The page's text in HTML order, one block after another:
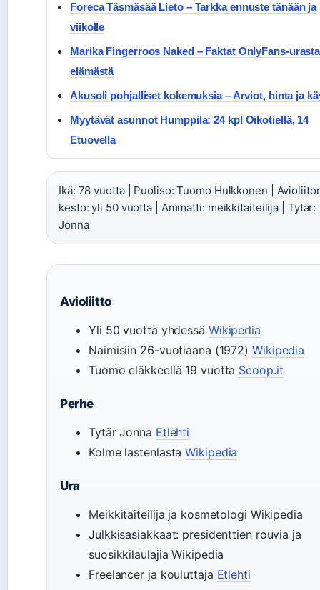
Foreca Täsmäsää Lieto – Tarkka ennuste tänään ja
viikolle
Marika Fingerroos Naked – Faktat OnlyFans-
elämästä
Akusoli pohjalliset kokemuksia – Arviot, hinta ja
Myytävät asunnot Humppila: 24 kpl Oikotiellä, 14
Etuovella
Ikä: 78 vuotta | Puoliso: Tuomo Hulkkonen |
kesto: yli 50 vuotta | Ammatti: meikkitaiteilija | Tytär:
Jonna
Avioliitto
Yli 50 vuotta yhdessä Wikipedia
Naimisiin 26-vuotiaana (1972) Wikipedia
Tuomo eläkkeellä 19 vuotta Scoop.it
Perhe
Tytär Jonna Etlehti
Kolme lastenlastaWikipedia
Ura
Meikkitaiteilija ja kosmetologi Wikipedia
Julkkisasiakkaat: presidenttien rouvia ja
suosikkilaulajia Wikipedia
Freelancer ja kouluttaja Etlehti